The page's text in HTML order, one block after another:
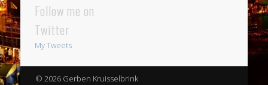
Follow me on
Twitter
My Tweets
© 2026 Gerben Kruisselbrink